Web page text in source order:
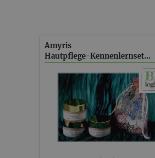
Amyris
Hautpflege-Kennenlernset 1 (versandkostenfrei)